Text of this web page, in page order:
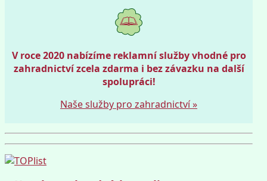
V roce 2020 nabízíme reklamní služby vhodné pro
zahradnictví zcela zdarma i bez závazku na další
spolupráci!
Naše služby pro zahradnictví »